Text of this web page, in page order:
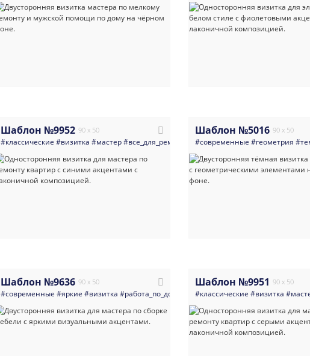
Шаблон №9952 90 x 50
#классические #визитка #мастер#все_для_ремонта #сантехника #электрика
Шаблон №5016 90 x 50
#современные #геометрия
Шаблон №9636 90 x 50
#современные #яркие #визитка #работа_по_дому_мастера_разнорабочие
Шаблон №9951 90 x 50
#классические #визитка